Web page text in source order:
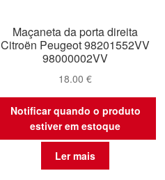
Maçaneta da porta direita
Citroën Peugeot 98201552VV
98000002VV
18.00€
Notificar quando o produto
estiver em estoque
Ler mais